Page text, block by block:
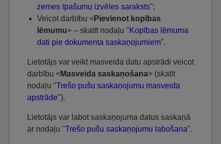
zemes īpašumu izvēles saraksts";
Veicot darbību <Pievienot kopības
lēmumu> – skatīt nodaļu " Kopības lēmuma
dati pie dokumenta saskaņojumiem".
Lietotājs var veikt masveida datu apstrādi veicot
darbību <Masveida saskaņošana> (skatīt
nodaļu "Trešo pušu saskaņojumu masveida
apstrāde").
Lietotājs var labot saskaņojuma datus saskaņā
ar nodaļu "Trešo pušu saskaņojumu labošana".